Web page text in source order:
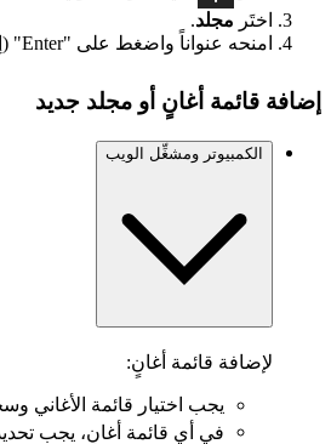
اختَر مجلد.
امنحه عنواناً واضغط على "Enter" (إدخال).
إضافة قائمة أغانٍ أو مجلد جديد
الكمبيوتر ومشغِّل الويب
لإضافة قائمة أغانٍ:
يجب اختيار قائمة الأغاني
في أي قائمة أغانٍ، يجب